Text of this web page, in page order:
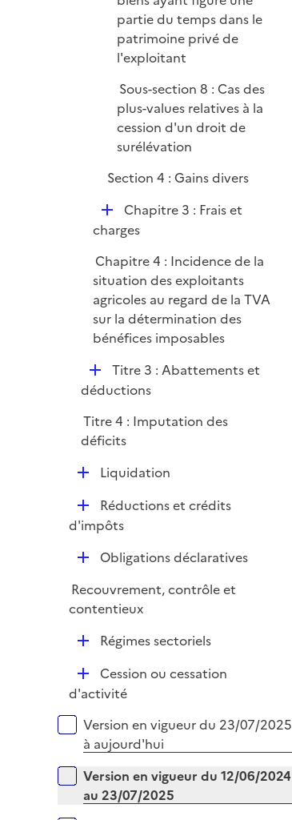
partie du temps dans le
patrimoine privé de
l'exploitant
Sous-section 8 : Cas des
plus-values relatives à la
cession d'un droit de
surélévation
Section 4 : Gains divers
D
é
l
i
e
r
Chapitre 3 : Frais et
charges
Chapitre 4 : Incidence de la
situation des exploitants
agricoles au regard de la TVA
sur la détermination des
bénéfices imposables
D
é
l
i
e
Titre 3 : Abattements et
déductions
Titre 4 : Imputation des
déficits
D
l
r
Liquidation
D
é
e
r
Réductions et crédits
d'impôts
D
p
l
Obligations déclaratives
Recouvrement, contrôle et
contentieux
D
l
i
e
r
Régimes sectoriels
D
é
l
i
e
Cession ou cessation
d'activité
Versions sur la période
Version en vigueur du 23/07/2025
à aujourd'hui
Version en vigueur du 12/06/2024
au 23/07/2025